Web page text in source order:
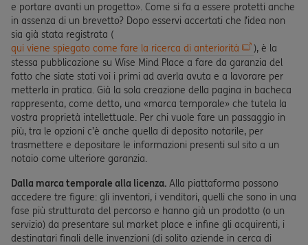
e portare avanti un progetto». Come si fa a essere protetti anche
in assenza di un brevetto? Dopo esservi accertati che l’idea non
sia già stata registrata (
qui viene spiegato come fare la ricerca di anteriorità
), è la
stessa pubblicazione su Wise Mind Place a fare da garanzia del
fatto che siate stati voi i primi ad averla avuta e a lavorare per
metterla in pratica. Già la sola creazione della pagina in bacheca
rappresenta, come detto, una «marca temporale» che tutela la
vostra proprietà intellettuale. Per chi vuole fare un passaggio in
più, tra le opzioni c’è anche quella di deposito notarile, per
trasmettere e depositare le informazioni presenti sul sito a un
notaio come ulteriore garanzia.
Dalla marca temporale alla licenza. Alla piattaforma possono
accedere tre figure: gli inventori, i venditori, quelli che sono in una
fase più strutturata del percorso e hanno già un prodotto (o un
servizio) da presentare sul market place e infine gli acquirenti, i
destinatari finali delle invenzioni (di solito aziende in cerca di